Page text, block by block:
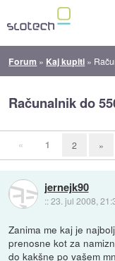
Forum » Kaj kupiti »
Računalnik do
« 1 2 »
jernejk90
::23. jul 2008,
Zanima me kaj je
prenosne kot za
do kakšne po vašem